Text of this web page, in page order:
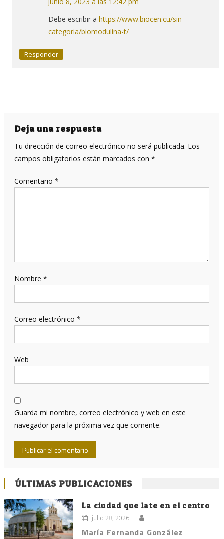
Debe escribir a https://www.biocen.cu/sin-
categoria/biomodulina-t/
Responder
Deja una respuesta
Tu dirección de correo electrónico no será publicada. Los
campos obligatorios están marcados con *
Comentario *
Nombre *
Correo electrónico *
Web
Guarda mi nombre, correo electrónico y web en este
navegador para la próxima vez que comente.
ÚLTIMAS PUBLICACIONES
La ciudad que late en el centro
julio 28, 2026
María Fernanda González